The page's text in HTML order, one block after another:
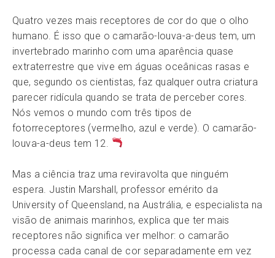
Quatro vezes mais receptores de cor do que o olho
humano. É isso que o camarão-louva-a-deus tem, um
invertebrado marinho com uma aparência quase
extraterrestre que vive em águas oceânicas rasas e
que, segundo os cientistas, faz qualquer outra criatura
parecer ridícula quando se trata de perceber cores.
Nós vemos o mundo com três tipos de
fotorreceptores (vermelho, azul e verde). O camarão-
louva-a-deus tem 12.
Mas a ciência traz uma reviravolta que ninguém
espera. Justin Marshall, professor emérito da
University of Queensland, na Austrália, e especialista na
visão de animais marinhos, explica que ter mais
receptores não significa ver melhor: o camarão
processa cada canal de cor separadamente em vez